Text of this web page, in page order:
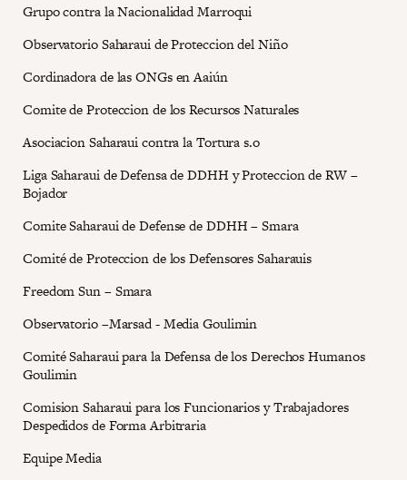
Grupo contra la Nacionalidad Marroqui
Observatorio Saharaui de Proteccion del Niño
Cordinadora de las ONGs en Aaiún
Comite de Proteccion de los Recursos Naturales
Asociacion Saharaui contra la Tortura s.o
Liga Saharaui de Defensa de DDHH y Proteccion de RW –
Bojador
Comite Saharaui de Defense de DDHH – Smara
Comité de Proteccion de los Defensores Saharauis
Freedom Sun – Smara
Observatorio –Marsad - Media Goulimin
Comité Saharaui para la Defensa de los Derechos Humanos
Goulimin
Comision Saharaui para los Funcionarios y Trabajadores
Despedidos de Forma Arbitraria
Equipe Media